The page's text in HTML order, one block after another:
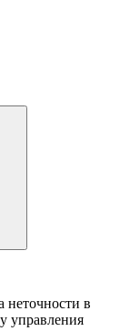
в
управления